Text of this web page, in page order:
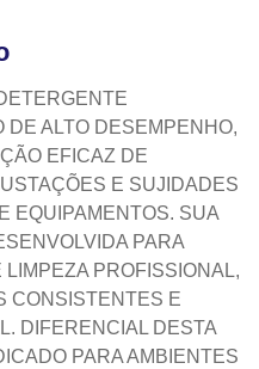
DE ALTO DESEMPENHO,
EFICAZ DE
E SUJIDADES
EQUIPAMENTOS. SUA
PARA
PROFISSIONAL,
CONSISTENTES E
DIFERENCIAL DESTA
PARA AMBIENTES